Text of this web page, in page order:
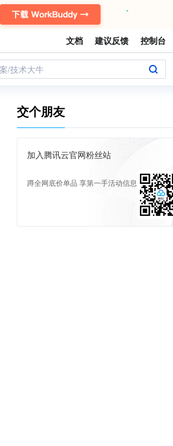
文档 建议反馈 控制台
/技术大牛
交个朋友
加入腾讯云官网粉丝站
蹲全网底价单品 享第一手活动信息